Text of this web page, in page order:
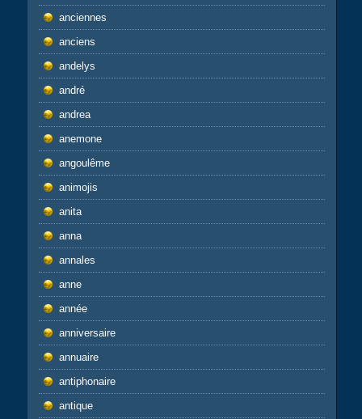
anciennes
anciens
andelys
andré
andrea
anemone
angoulême
animojis
anita
anna
annales
anne
année
anniversaire
annuaire
antiphonaire
antique